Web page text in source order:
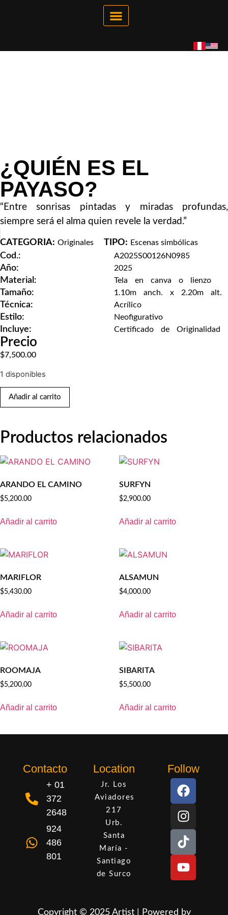
¿QUIÉN ES EL
PAYASO?
“Entre sonrisas pintadas y miradas profundas,
siempre será el alma quien revele la verdad.”
CATEGORIA: Originales TIPO: Escenas simbólicas
Cod.: A2025S00126N0985
Año: 2025
Material: Tela en canva o lienzo
Tamaño: 1.10m anch. x 2.20m alt.
Técnica: Acrílico
Estilo: Neofigurativo
Incluye: Certificado de Originalidad
Precio
$7,500.00
1 disponibles
Añadir al carrito
Productos relacionados
ARANDO EL CAMINO
$5,200.00
Añadir al carrito
SURFYN
$2,900.00
Añadir al carrito
MARIFLOR
$5,430.00
Añadir al carrito
ALSAMUN
$4,000.00
Añadir al carrito
ROOMAJA
$5,200.00
Añadir al carrito
SIBARITA
$5,500.00
Añadir al carrito
Contacto
+ 01
372
2648
924
486
801
Location
Jr. Los
Aviadores
217
Urb.
Santa
María -
Santiago
de Surco
Follow
Copyright © 2025 Artist | Powered by